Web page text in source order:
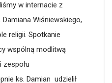
w internacie z
Wiśniewskiego,
religii. Spotkanie
wspólną modlitwą
ks. Damian udzielił